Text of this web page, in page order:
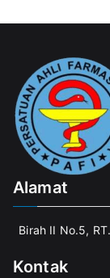
Alamat
Birah II No.5,
Kontak